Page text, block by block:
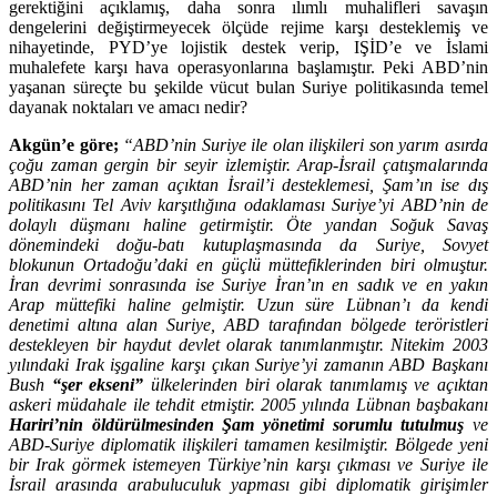
gerektiğini açıklamış, daha sonra ılımlı muhalifleri savaşın
dengelerini değiştirmeyecek ölçüde rejime karşı desteklemiş ve
nihayetinde, PYD’ye lojistik destek verip, IŞİD’e ve İslami
muhalefete karşı hava operasyonlarına başlamıştır. Peki ABD’nin
yaşanan süreçte bu şekilde vücut bulan Suriye politikasında temel
dayanak noktaları ve amacı nedir?
Akgün’e göre; “ABD’nin Suriye ile olan ilişkileri son yarım asırda
çoğu zaman gergin bir seyir izlemiştir. Arap-İsrail çatışmalarında
ABD’nin her zaman açıktan İsrail’i desteklemesi, Şam’ın ise dış
politikasını Tel Aviv karşıtlığına odaklaması Suriye’yi ABD’nin de
dolaylı düşmanı haline getirmiştir. Öte yandan Soğuk Savaş
dönemindeki doğu-batı kutuplaşmasında da Suriye, Sovyet
blokunun Ortadoğu’daki en güçlü müttefiklerinden biri olmuştur.
İran devrimi sonrasında ise Suriye İran’ın en sadık ve en yakın
Arap müttefiki haline gelmiştir. Uzun süre Lübnan’ı da kendi
denetimi altına alan Suriye, ABD tarafından bölgede teröristleri
destekleyen bir haydut devlet olarak tanımlanmıştır. Nitekim 2003
yılındaki Irak işgaline karşı çıkan Suriye’yi zamanın ABD Başkanı
Bush “şer ekseni” ülkelerinden biri olarak tanımlamış ve açıktan
askeri müdahale ile tehdit etmiştir. 2005 yılında Lübnan başbakanı
Hariri’nin öldürülmesinden Şam yönetimi sorumlu tutulmuş ve
ABD-Suriye diplomatik ilişkileri tamamen kesilmiştir. Bölgede yeni
bir Irak görmek istemeyen Türkiye’nin karşı çıkması ve Suriye ile
İsrail arasında arabuluculuk yapması gibi diplomatik girişimler